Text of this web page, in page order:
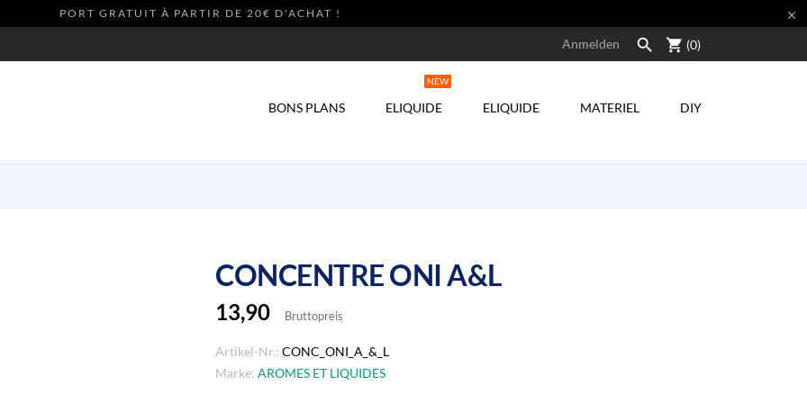
PORT GRATUIT À PARTIR DE 20€ D'ACHAT ! 
Anmelden  shopping_cart (0)
BONS PLANS ELIQUIDE
NEW
ELIQUIDE MATERIEL DIY
CONCENTRE ONI A&L
13,90 Bruttopreis
Artikel-Nr.: CONC_ONI_A_&_L
Marke: AROMES ET LIQUIDES